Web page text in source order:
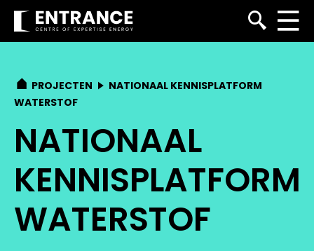
PROJECTEN
NATIONAAL KENNISPLATFORM
WATERSTOF
NATIONAAL
KENNISPLATFORM
WATERSTOF